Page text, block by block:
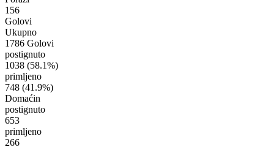
156
Golovi
Ukupno
1786 Golovi
postignuto
1038 (58.1%)
primljeno
748 (41.9%)
Domaćin
postignuto
653
primljeno
266